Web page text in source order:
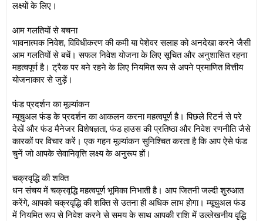
लक्ष्यों के लिए।
आम गलतियों से बचना
भावनात्मक निवेश, विविधीकरण की कमी या पेशेवर सलाह को अनदेखा करने जैसी
आम गलतियों से बचें। सफल निवेश योजना के लिए सूचित और अनुशासित रहना
महत्वपूर्ण है। ट्रैक पर बने रहने के लिए नियमित रूप से अपने प्रमाणित वित्तीय
योजनाकार से जुड़ें।
फंड प्रदर्शन का मूल्यांकन
म्यूचुअल फंड के प्रदर्शन का आकलन करना महत्वपूर्ण है। पिछले रिटर्न से परे
देखें और फंड मैनेजर विशेषज्ञता, फंड हाउस की प्रतिष्ठा और निवेश रणनीति जैसे
कारकों पर विचार करें। एक गहन मूल्यांकन सुनिश्चित करता है कि आप ऐसे फंड
चुनें जो आपके सेवानिवृत्ति लक्ष्य के अनुरूप हों।
चक्रवृद्धि की शक्ति
धन संचय में चक्रवृद्धि महत्वपूर्ण भूमिका निभाती है। आप जितनी जल्दी शुरुआत
करेंगे, आपको चक्रवृद्धि की शक्ति से उतना ही अधिक लाभ होगा। म्यूचुअल फंड
में नियमित रूप से निवेश करने से समय के साथ आपकी राशि में उल्लेखनीय वृद्धि